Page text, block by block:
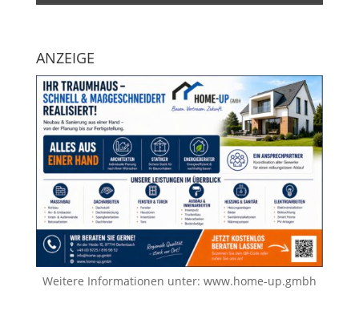
ANZEIGE
Weitere Informationen unter: www.home-up.gmbh